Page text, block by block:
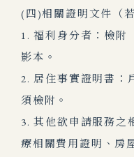
(四)相關證明文件（
1. 福利身分者：檢附
影本。
2. 居住事實證明書：
須檢附。
3. 其他欲申請服務之
療相關費用證明、房